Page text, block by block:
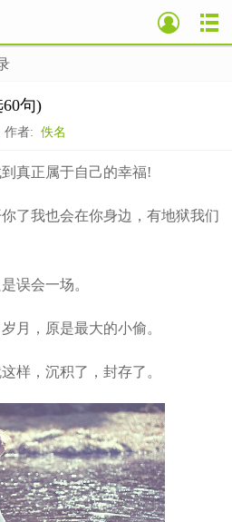
句)
作者: 佚名
真正属于自己的幸福!
我也会在你身边，有地狱我们
误会一场。
，原是最大的小偷。
，沉积了，封存了。